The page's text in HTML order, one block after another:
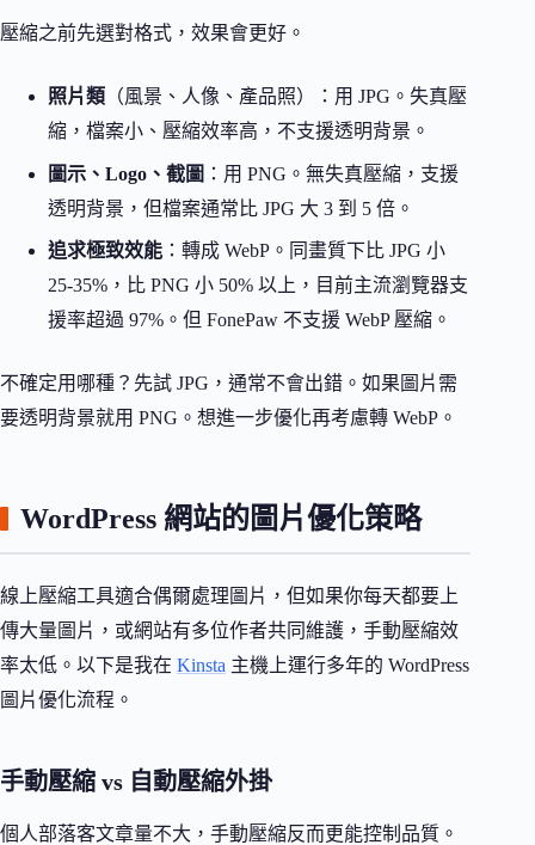
壓縮之前先選對格式，效果會更好。
照片類 （風景、人像、產品照）：用 JPG。失真壓
縮，檔案小、壓縮效率高，不支援透明背景。
圖示、Logo、截圖 ：用 PNG。無失真壓縮，支援
透明背景，但檔案通常比 JPG 大 3 到 5 倍。
追求極致效能 ：轉成 WebP。同畫質下比 JPG 小
25-35%，比 PNG 小 50% 以上，目前主流瀏覽器支
援率超過 97%。但 FonePaw 不支援 WebP 壓縮。
不確定用哪種？先試 JPG，通常不會出錯。如果圖片需
要透明背景就用 PNG。想進一步優化再考慮轉 WebP。
WordPress 網站的圖片優化策略
線上壓縮工具適合偶爾處理圖片，但如果你每天都要上
傳大量圖片，或網站有多位作者共同維護，手動壓縮效
率太低。以下是我在 Kinsta 主機上運行多年的 WordPress
圖片優化流程。
手動壓縮 vs 自動壓縮外掛
個人部落客文章量不大，手動壓縮反而更能控制品質。